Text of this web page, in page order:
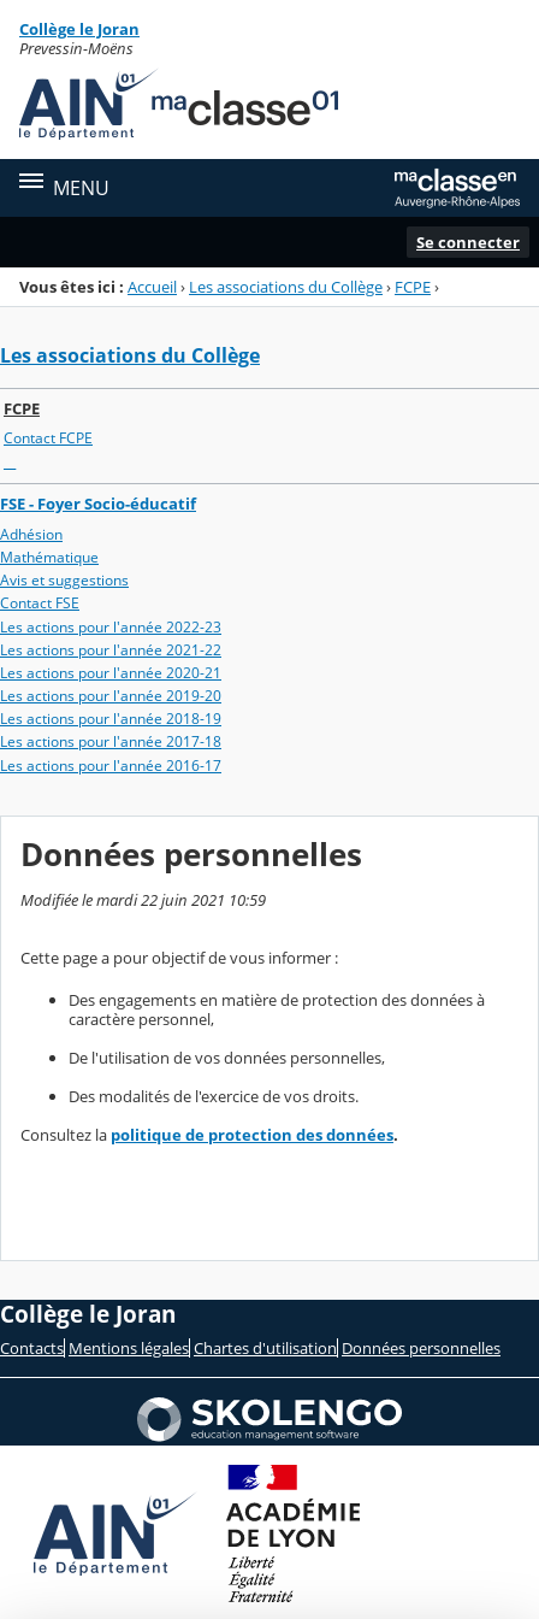
Menu de la rubrique
Contenu
Collège le Joran
Prevessin-Moëns
MENU
Se connecter
Vous êtes ici : Accueil› Les associations du Collège› FCPE›
Les associations du Collège
FCPE
Contact FCPE
FSE - Foyer Socio-éducatif
Adhésion
Mathématique
Avis et suggestions
Contact FSE
Les actions pour l'année 2022-23
Les actions pour l'année 2021-22
Les actions pour l'année 2020-21
Les actions pour l'année 2019-20
Les actions pour l'année 2018-19
Les actions pour l'année 2017-18
Les actions pour l'année 2016-17
Données personnelles
Modifiée le mardi 22 juin 2021 10:59
Cette page a pour objectif de vous informer :
Des engagements en matière de protection des données à
caractère personnel,
De l'utilisation de vos données personnelles,
Des modalités de l'exercice de vos droits.
Consultez la politique de protection des données.
Collège le Joran
Contacts Mentions légales Chartes d'utilisation Données personnelles